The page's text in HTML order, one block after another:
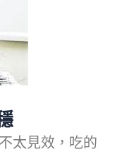
太見效，吃的